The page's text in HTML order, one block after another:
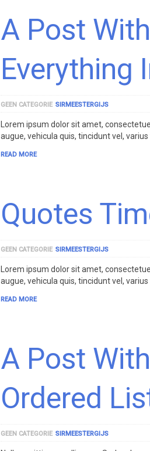
A Post With
Everything
GEEN CATEGORIE SIRMEESTERGIJS
Lorem ipsum dolor sit amet,
augue, vehicula quis, tincidunt vel, varius
READ MORE
Quotes
GEEN CATEGORIE SIRMEESTERGIJS
Lorem ipsum dolor sit amet,
augue, vehicula quis, tincidunt vel, varius
READ MORE
A Post
Ordered
GEEN CATEGORIE SIRMEESTERGIJS